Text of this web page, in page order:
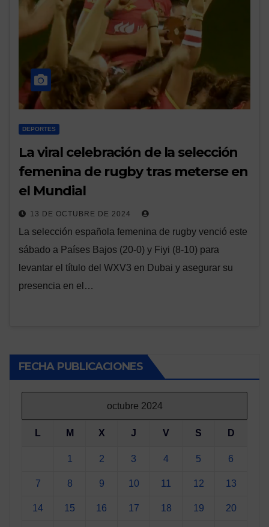
DEPORTES
La viral celebración de la selección
femenina de rugby tras meterse en
el Mundial
13 DE OCTUBRE DE 2024
La selección española femenina de rugby venció este
sábado a Países Bajos (20-0) y Fiyi (8-10) para
levantar el título del WXV3 en Dubai y asegurar su
presencia en el…
FECHA PUBLICACIONES
octubre 2024
L M X J V S D
1 2 3 4 5 6
7 8 9 10 11 12 13
14 15 16 17 18 19 20